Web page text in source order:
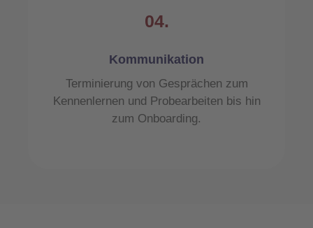
04.
Kommunikation
Terminierung von Gesprächen zum
Kennenlernen und Probearbeiten bis hin
zum Onboarding.